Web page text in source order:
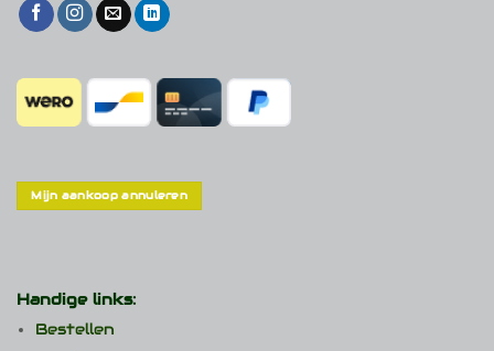
Mijn aankoop annuleren
Handige links:
Bestellen